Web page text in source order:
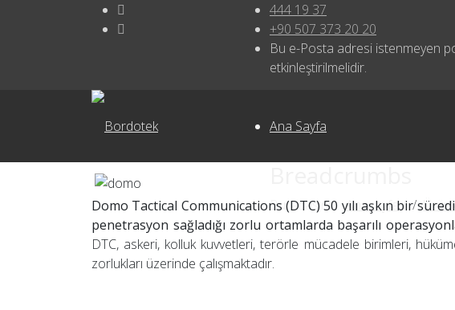
444 19 37
+90 507 373 20 20
Bu e-Posta adresi istenmeyen
etkinleştirilmelidir.
Ana Sayfa
Buradasınız:Anasayfa/
Domo Tactical Communications (DTC) 50 yılı aşkın bir
penetrasyon sağladığı zorlu ortamlarda başarılı
DTC, askeri, kolluk kuvvetleri, terörle mücadele birimleri,
zorlukları üzerinde çalışmaktadır.